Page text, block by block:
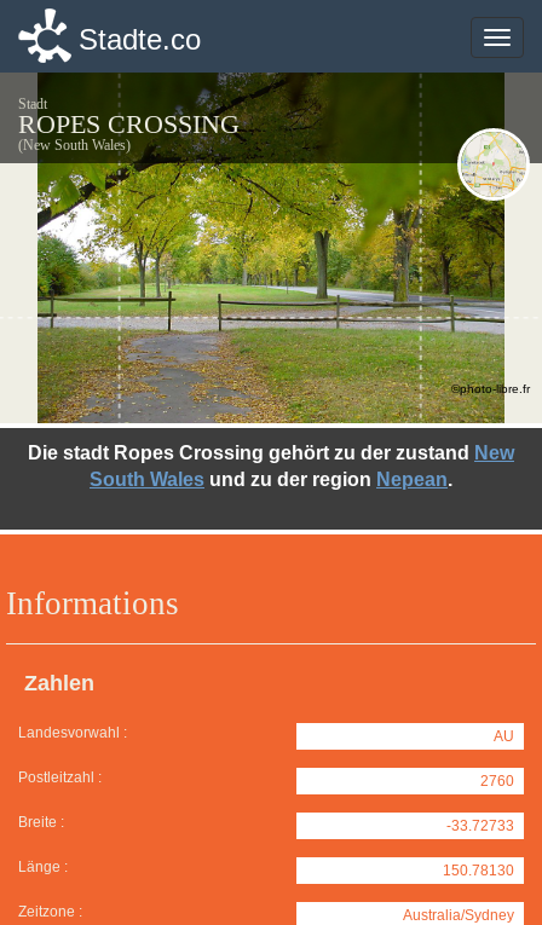
Toggle
Stadte.co
Stadt
ROPES CROSSING
(New South Wales)
Informations
Zahlen
Landesvorwahl : AU
Postleitzahl : 2760
Breite : -33.72733
Länge : 150.78130
Zeitzone : Australia/Sydney
Die stadt Ropes Crossing gehört zu der zustand New
South Wales und zu der region Nepean.
©photo-libre.fr
Toggle
Stadte.co